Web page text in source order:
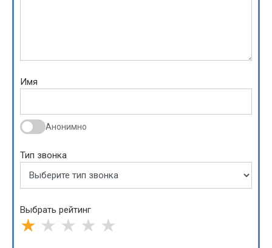
Имя
Анонимно
Тип звонка
Выбрать рейтинг
★ ★ ★ ★ ★